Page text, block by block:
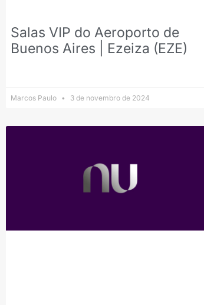
Salas VIP do Aeroporto de
Buenos Aires | Ezeiza (EZE)
Marcos Paulo 3 de novembro de 2024